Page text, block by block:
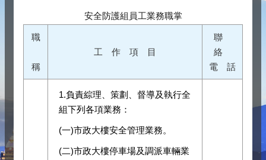
職
稱
工 作 項 目
聯
絡
電 話
安全防護組員工業務職掌
1.負責綜理、策劃、督導及執行全
組下列各項業務：
(一)市政大樓安全管理業務。
(二)市政大樓停車場及調派車輛業